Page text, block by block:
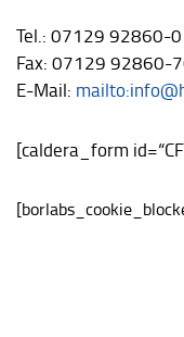
Tel.: 07129 92860-0
Fax: 07129 92860-
E-Mail:
[caldera_form